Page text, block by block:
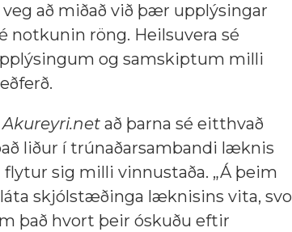
að miðað við þær upplýsingar
notkunin röng. Heilsuvera sé
og samskiptum milli
Akureyri.net að þarna sé eitthvað
liður í trúnaðarsambandi læknis
sig milli vinnustaða. „Á þeim
skjólstæðinga læknisins vita, svo
það hvort þeir óskuðu eftir